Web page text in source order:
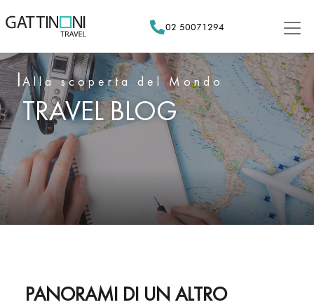
to
02 50071294
Alla scoperta del Mondo
TRAVEL BLOG
PANORAMI DI UN ALTRO